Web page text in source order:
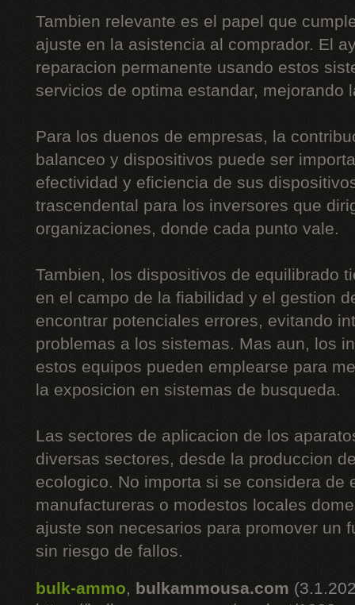
Tambien relevante es el papel que
ajuste en la asistencia al comprador. El
reparacion permanente usando estos
servicios de optima estandar, mejorando
Para los duenos de empresas, la
balanceo y dispositivos puede ser
efectividad y eficiencia de sus
trascendental para los inversores que
organizaciones, donde cada punto vale.
Tambien, los dispositivos de equilibrado
en el campo de la fiabilidad y el gestion
encontrar potenciales errores, evitando
problemas a los sistemas. Mas aun, los
estos equipos pueden emplearse para
la exposicion en sistemas de busqueda.
Las sectores de aplicacion de los
diversas sectores, desde la produccion
ecologico. No importa si se considera de
manufactureras o modestos locales
ajuste son necesarios para promover un
sin riesgo de fallos.
bulk-ammo, bulkammousa.com